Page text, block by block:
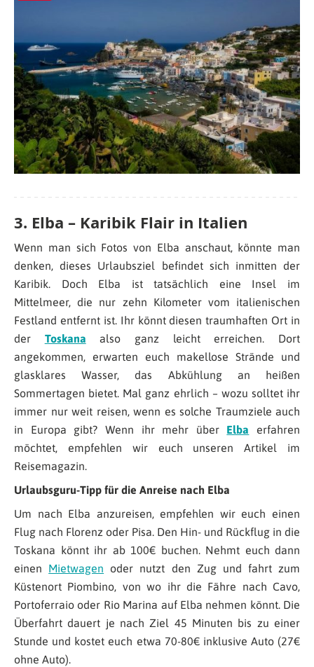
3. Elba – Karibik Flair in Italien
Wenn man sich Fotos von Elba anschaut, könnte man
denken, dieses Urlaubsziel befindet sich inmitten der
Karibik. Doch Elba ist tatsächlich eine Insel im
Mittelmeer, die nur zehn Kilometer vom italienischen
Festland entfernt ist. Ihr könnt diesen traumhaften Ort in
der Toskana also ganz leicht erreichen. Dort
angekommen, erwarten euch makellose Strände und
glasklares Wasser, das Abkühlung an heißen
Sommertagen bietet. Mal ganz ehrlich – wozu solltet ihr
immer nur weit reisen, wenn es solche Traumziele auch
in Europa gibt? Wenn ihr mehr über Elba erfahren
möchtet, empfehlen wir euch unseren Artikel im
Reisemagazin.
Urlaubsguru-Tipp für die Anreise nach Elba
Um nach Elba anzureisen, empfehlen wir euch einen
Flug nach Florenz oder Pisa. Den Hin- und Rückflug in die
Toskana könnt ihr ab 100€ buchen. Nehmt euch dann
einen Mietwagen oder nutzt den Zug und fahrt zum
Küstenort Piombino, von wo ihr die Fähre nach Cavo,
Portoferraio oder Rio Marina auf Elba nehmen könnt. Die
Überfahrt dauert je nach Ziel 45 Minuten bis zu einer
Stunde und kostet euch etwa 70-80€ inklusive Auto (27€
ohne Auto).